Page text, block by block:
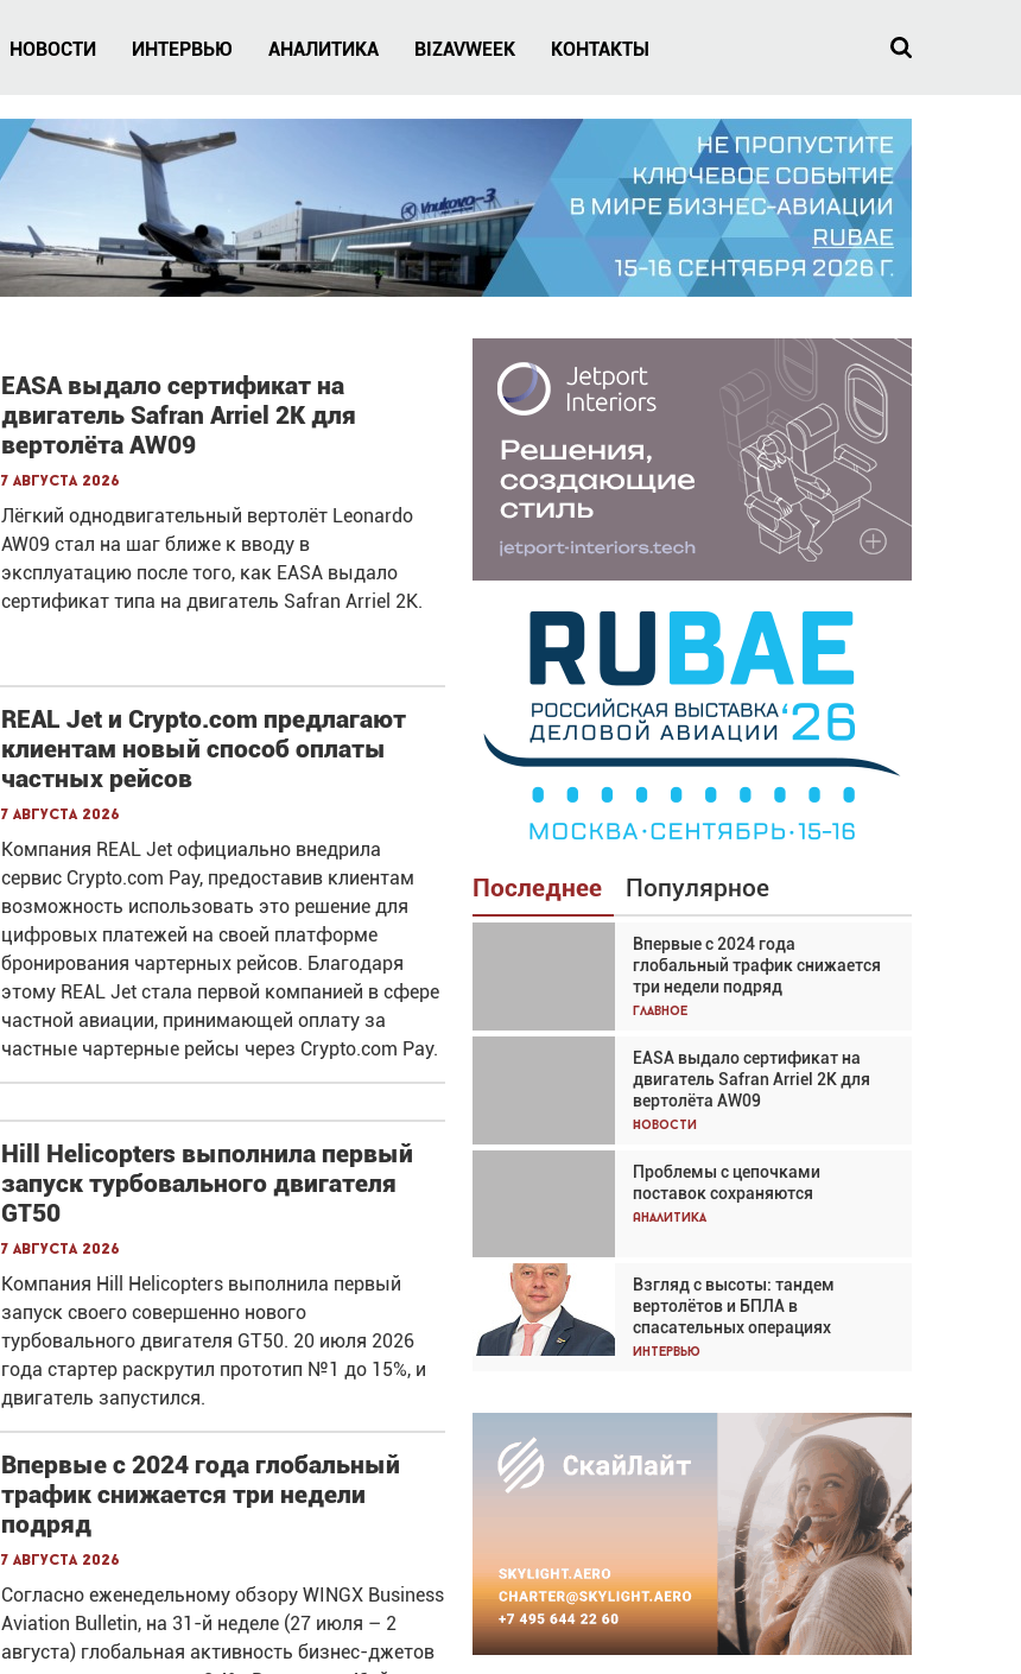
НОВОСТИ ИНТЕРВЬЮ АНАЛИТИКА BIZAVWEEK КОНТАКТЫ
EASA выдало сертификат на
двигатель Safran Arriel 2K для
вертолёта AW09
7 августа 2026
Лёгкий однодвигательный вертолёт Leonardo
AW09 стал на шаг ближе к вводу в
эксплуатацию после того, как EASA выдало
сертификат типа на двигатель Safran Arriel 2K.
REAL Jet и Crypto.com предлагают
клиентам новый способ оплаты
частных рейсов
7 августа 2026
Компания REAL Jet официально внедрила
сервис Crypto.com Pay, предоставив клиентам
возможность использовать это решение для
цифровых платежей на своей платформе
бронирования чартерных рейсов. Благодаря
этому REAL Jet стала первой компанией в сфере
частной авиации, принимающей оплату за
частные чартерные рейсы через Crypto.com Pay.
Hill Helicopters выполнила первый
запуск турбовального двигателя
GT50
7 августа 2026
Компания Hill Helicopters выполнила первый
запуск своего совершенно нового
турбовального двигателя GT50. 20 июля 2026
года стартер раскрутил прототип №1 до 15%, и
двигатель запустился.
Впервые с 2024 года глобальный
трафик снижается три недели
подряд
7 августа 2026
Согласно еженедельному обзору WINGX Business
Aviation Bulletin, на 31-й неделе (27 июля – 2
августа) глобальная активность бизнес-джетов
Последнее Популярное
Впервые с 2024 года
глобальный трафик снижается
три недели подряд
Главное
EASA выдало сертификат на
двигатель Safran Arriel 2K для
вертолёта AW09
Новости
Проблемы с цепочками
поставок сохраняются
Аналитика
Взгляд с высоты: тандем
вертолётов и БПЛА в
спасательных операциях
Интервью
Взгляд с высоты: тандем
вертолётов и БПЛА в
спасательных операциях
Главное
Авиационный фотограф Дэйв
Кох: «Фотография говорит сама
за себя... а ИИ всё портит»
Новости
Впервые с 2024 года
глобальный трафик снижается
три недели подряд
Частный самолёт – это актив.
Подходите к покупке
соответствующим образом
Интервью